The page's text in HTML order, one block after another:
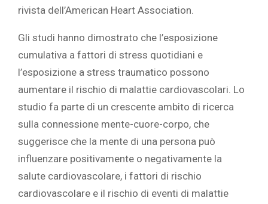
rivista dell’American Heart Association.‎
‎Gli studi hanno dimostrato che l’esposizione
cumulativa a fattori di stress quotidiani e
l’esposizione a stress traumatico possono
aumentare il rischio di malattie cardiovascolari. Lo
studio fa parte di un crescente ambito di ricerca
sulla ‎‎connessione mente-cuore-corpo‎‎, che
suggerisce che la mente di una persona può
influenzare positivamente o negativamente la
salute cardiovascolare, i fattori di rischio
cardiovascolare e il rischio di eventi di malattie